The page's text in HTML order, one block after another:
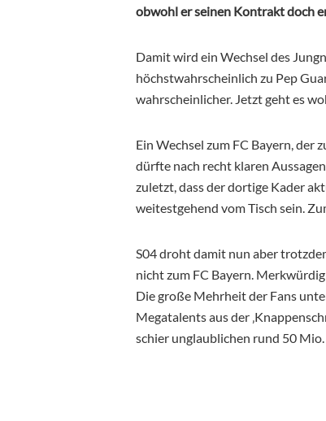
obwohl er seinen Kontrakt doch
Damit wird ein Wechsel des
höchstwahrscheinlich zu Pep
wahrscheinlicher. Jetzt geht es
Ein Wechsel zum FC Bayern, der
dürfte nach recht klaren
zuletzt, dass der dortige Kader
weitestgehend vom Tisch sein.
S04 droht damit nun aber
nicht zum FC Bayern.
Die große Mehrheit der Fans
Megatalents aus der
schier unglaublichen rund 50